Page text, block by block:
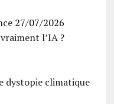
27/07/2026
l’IA ?
dystopie climatique